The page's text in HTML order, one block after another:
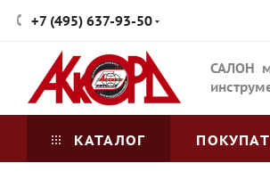
+7 (495) 637-93-50
САЛОН
КАТАЛОГ